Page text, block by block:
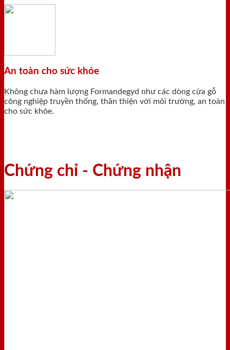
An toàn cho sức khỏe
Không chưa hàm lượng Formandegyd như các dòng cửa gỗ
công nghiệp truyền thống, thân thiện với môi trường, an toàn
cho sức khỏe.
Chứng chỉ - Chứng nhận